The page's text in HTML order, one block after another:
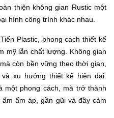
thiện không gian Rustic một
hình công trình khác nhau.
Plastic, phong cách thiết kế
mỹ lẫn chất lượng. Không gian
còn bền vững theo thời gian,
xu hướng thiết kế hiện đại.
một phong cách, mà trở thành
ấm áp, gần gũi và đầy cảm